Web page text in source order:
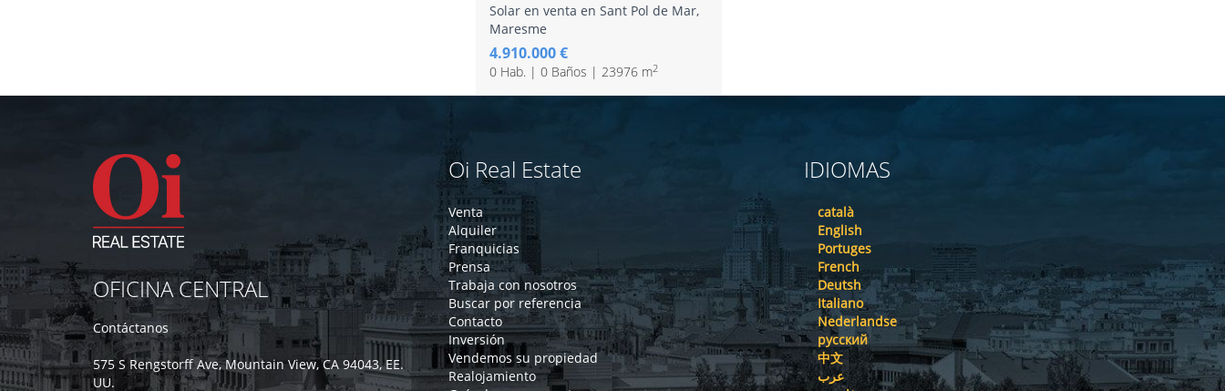
Solar en venta en Sant Pol de Mar,
Maresme
4.910.000 €
0 Hab. | 0 Baños | 23976 m2
OFICINA CENTRAL
Contáctanos
575 S Rengstorff Ave, Mountain View, CA 94043, EE.
UU.
Oi Real Estate
Venta
Alquiler
Franquicias
Prensa
Trabaja con nosotros
Buscar por referencia
Contacto
Inversión
Vendemos su propiedad
Realojamiento
IDIOMAS
català
English
Portuges
French
Deutsh
Italiano
Nederlandse
русский
中文
عرب